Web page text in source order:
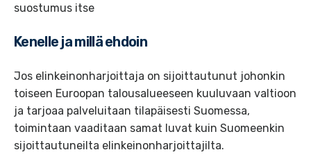
suostumus itse
Kenelle ja millä ehdoin
Jos elinkeinonharjoittaja on sijoittautunut johonkin
toiseen Euroopan talousalueeseen kuuluvaan valtioon
ja tarjoaa palveluitaan tilapäisesti Suomessa,
toimintaan vaaditaan samat luvat kuin Suomeenkin
sijoittautuneilta elinkeinonharjoittajilta.